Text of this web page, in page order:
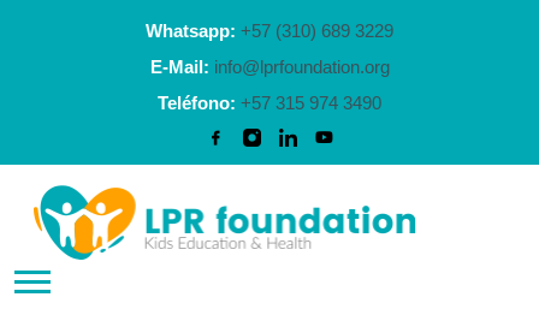
Whatsapp: +57 (310) 689 3229
E-Mail: info@lprfoundation.org
Teléfono: +57 315 974 3490